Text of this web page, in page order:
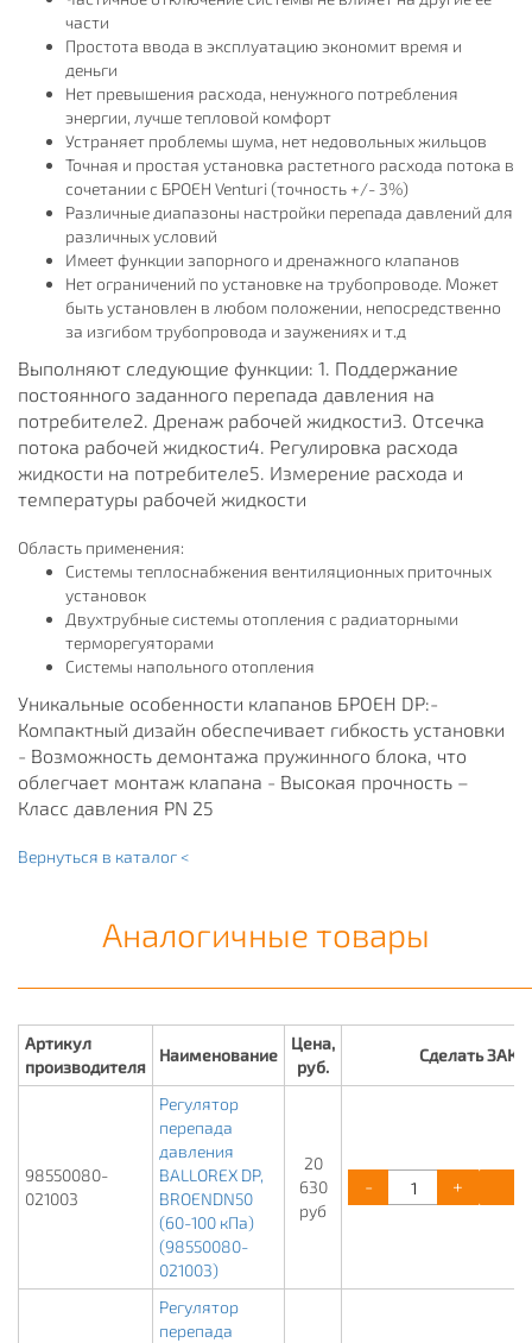
части
Простота ввода в эксплуатацию экономит время и
деньги
Нет превышения расхода, ненужного потребления
энергии, лучше тепловой комфорт
Устраняет проблемы шума, нет недовольных жильцов
Точная и простая установка растетного расхода потока в
сочетании с БРОЕН Venturi (точность +/- 3%)
Различные диапазоны настройки перепада давлений для
различных условий
Имеет функции запорного и дренажного клапанов
Нет ограничений по установке на трубопроводе. Может
быть установлен в любом положении, непосредственно
за изгибом трубопровода и заужениях и т.д
Выполняют следующие функции: 1. Поддержание
постоянного заданного перепада давления на
потребителе2. Дренаж рабочей жидкости3. Отсечка
потока рабочей жидкости4. Регулировка расхода
жидкости на потребителе5. Измерение расхода и
температуры рабочей жидкости
Область применения:
Системы теплоснабжения вентиляционных приточных
установок
Двухтрубные системы отопления с радиаторными
терморегуяторами
Системы напольного отопления
Уникальные особенности клапанов БРОЕН DP:-
Компактный дизайн обеспечивает гибкость установки
- Возможность демонтажа пружинного блока, что
облегчает монтаж клапана - Высокая прочность –
Класс давления PN 25
Вернуться в каталог <
Аналогичные товары
Артикул
производителя
Наименование
Цена,
руб.
Сделать
98550080-
021003
Регулятор
перепада
давления
BALLOREX DP,
BROENDN50
(60-100 кПа)
(98550080-
021003)
20
630
руб
- +
Регулятор
перепада